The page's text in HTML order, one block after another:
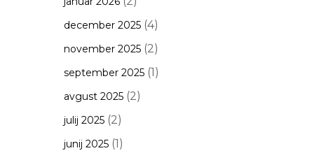
december 2025(4)
november 2025(2)
september 2025(1)
avgust 2025(2)
julij 2025(2)
junij 2025(1)